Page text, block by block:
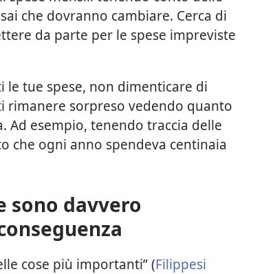
che dovranno cambiare. Cerca di
da parte per le spese impreviste
le tue spese, non dimenticare di
rimanere sorpreso vedendo quanto
esempio, tenendo traccia delle
che ogni anno spendeva centinaia
sono davvero
cose più importanti” (Filippesi